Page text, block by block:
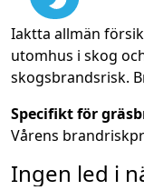
Iaktta allmän
utomhus i skog
skogsbrandsrisk.
Specifikt för
Vårens
Ingen led i